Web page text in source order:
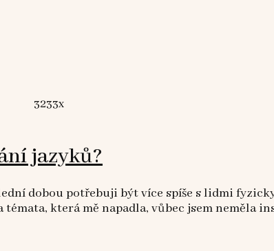
3233x
jazyků?
dobou potřebuji být více spíše s lidmi
která mě napadla, vůbec jsem neměla